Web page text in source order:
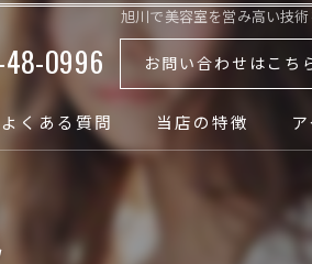
旭川で美容室を営み高い技
48-0996 お問い合わせはこち
よくある質問 当店の特徴